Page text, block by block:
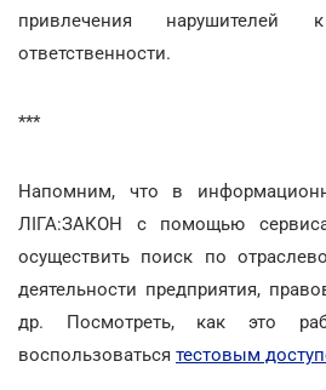
привлечения нарушителей
ответственности.
***
Напомним, что в
ЛІГА:ЗАКОН с помощью
осуществить поиск по
деятельности предприятия,
др. Посмотреть, как это
воспользоваться тестовым